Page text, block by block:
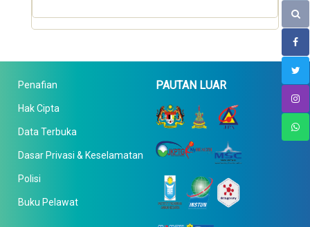
Penafian
Hak Cipta
Data Terbuka
Dasar Privasi & Keselamatan
Polisi
Buku Pelawat
PAUTAN LUAR